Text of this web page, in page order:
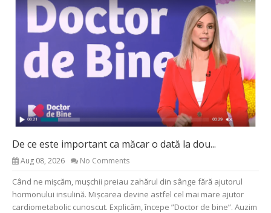
De ce este important ca măcar o dată la dou...
Aug 08, 2026 No Comments
Când ne mișcăm, mușchii preiau zahărul din sânge fără ajutorul
hormonului insulină. Mișcarea devine astfel cel mai mare ajutor
cardiometabolic cunoscut. Explicăm, începe ”Doctor de bine”. Auzim